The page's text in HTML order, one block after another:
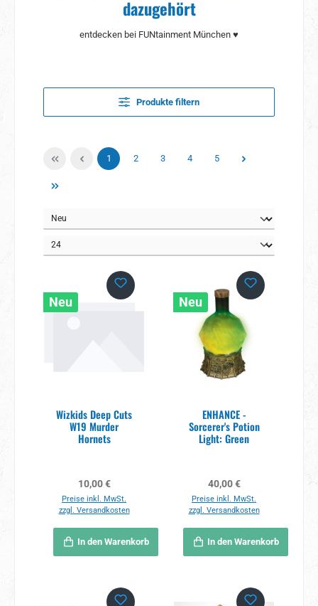
dazugehört
entdecken bei FUNtainment München ♥
Produkte filtern
Seite
1 Seite
2 Seite
3 Seite
4 Seite
5
Neu
Wizkids Deep Cuts
W19 Murder
Hornets
Regulärer Preis:
10,00 €
Preise inkl. MwSt.
zzgl. Versandkosten
In den Warenkorb
Neu
ENHANCE -
Sorcerer's Potion
Light: Green
Regulärer Preis:
40,00 €
Preise inkl. MwSt.
zzgl. Versandkosten
In den Warenkorb